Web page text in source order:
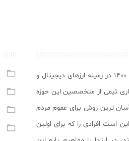
رسانه ویدینو فعالیت خود را از سال ۱۴۰۰ در زمینه ارزهای دیجیتال و
تیمی از متخصصین این حوزه
ترین روش برای عموم مردم
است افرادی را که برای اولین



